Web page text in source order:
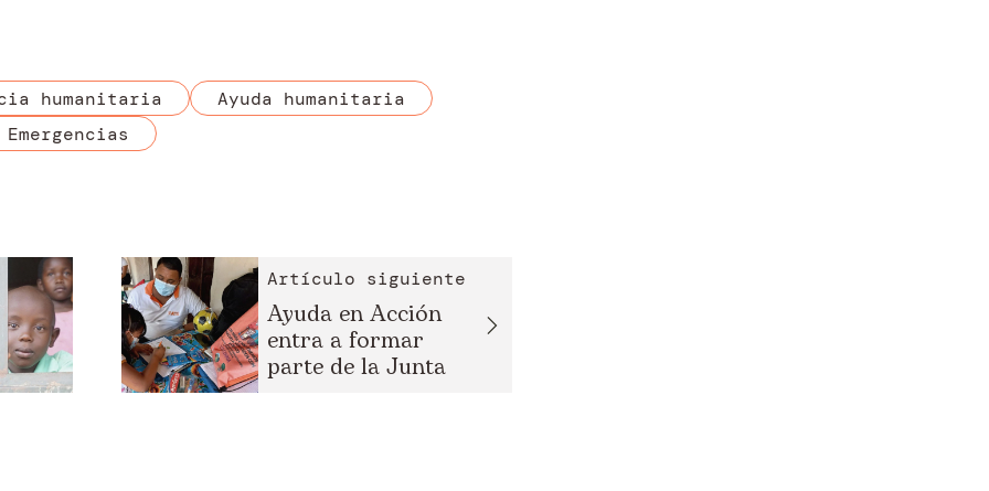
humanitaria
Ayuda humanitaria
Emergencias
Artículo siguiente
Ayuda en Acción
entra a formar
parte de la Junta